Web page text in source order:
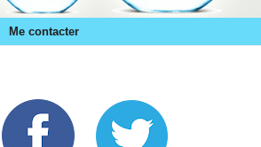
Me contacter